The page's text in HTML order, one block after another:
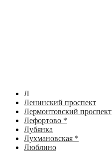
Л
Ленинский проспект
Лермонтовский проспект
Лефортово *
Лубянка
Лухмановская *
Люблино